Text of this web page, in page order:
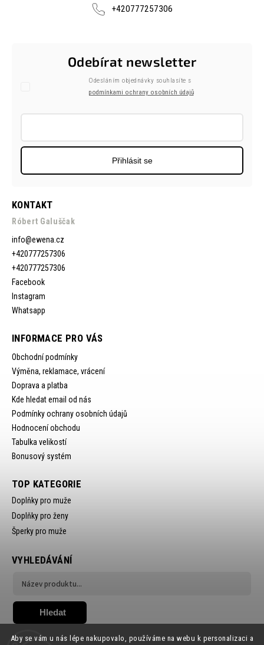
Aby se vám u nás lépe nakupovalo, používáme na webu k personalizaci a
+420777257306
KONTAKT
Róbert Galuščak
info@ewena.cz
+420777257306
+420777257306
Facebook
Instagram
Whatsapp
INFORMACE PRO VÁS
Obchodní podmínky
Výměna, reklamace, vrácení
Doprava a platba
Kde hledat email od nás
Podmínky ochrany osobních údajů
Hodnocení obchodu
Tabulka velikostí
Bonusový systém
Odebírat newsletter
Odesláním objednávky souhlasíte s
podmínkami ochrany osobních údajů
Přihlásit se
TOP KATEGORIE
Doplňky pro muže
Doplňky pro ženy
Šperky pro muže
VYHLEDÁVÁNÍ
Hledat